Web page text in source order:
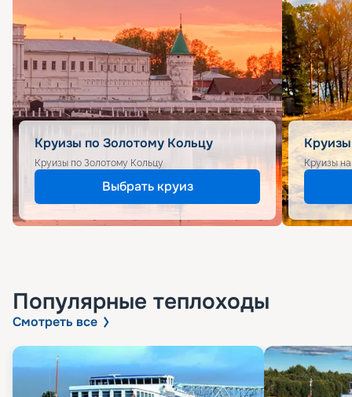
Круизы по Золотому Кольцу
Круизы по Золотому Кольцу
Выбрать круиз
Круизы
Популярные теплоходы
Смотреть все